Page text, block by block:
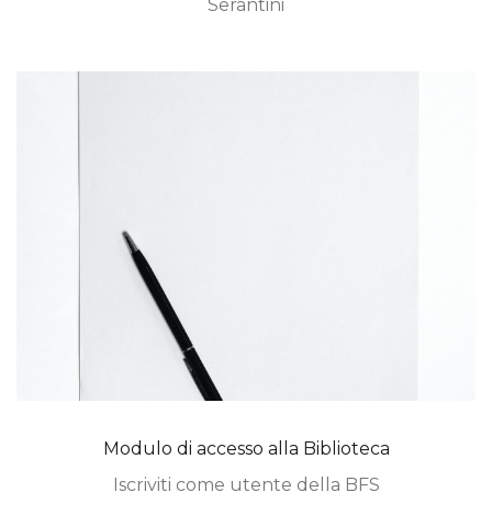
Serantini
Modulo di accesso alla Biblioteca
Iscriviti come utente della BFS